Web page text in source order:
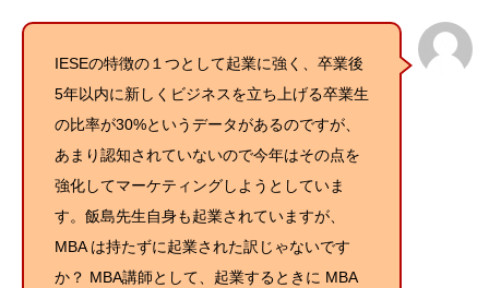
IESEの特徴の１つとして起業に強く、卒業後
5年以内に新しくビジネスを立ち上げる卒業生
の比率が30%というデータがあるのですが、
あまり認知されていないので今年はその点を
強化してマーケティングしようとしていま
す。飯島先生自身も起業されていますが、
MBA は持たずに起業された訳じゃないです
か？ MBA講師として、起業するときに MBA